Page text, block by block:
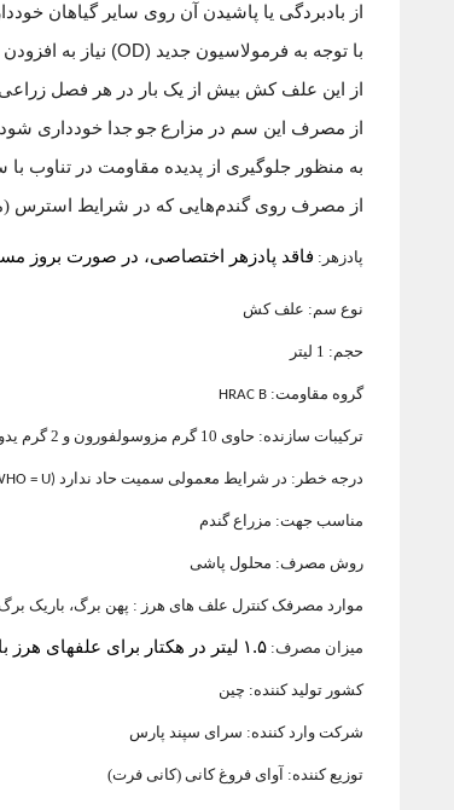
از بادبردگی یا پاشیدن آن روی سایر گیاهان
با توجه به فرمولاسیون جدید (OD) نیاز به
از این علف کش بیش از یک بار در هر فصل زراعی
از مصرف این سم در مزارع جو جدا خودداری شود
به منظور جلوگیری از پدیده مقاومت در
از مصرف روی گندم‌هایی که در شرایط استرس
پادزهر: فاقد پادزهر اختصاصی، در صورت بروز
نوع سم: علف کش
حجم: 1 لیتر
گروه مقاومت: HRAC B
ترکیبات سازنده: حاوی 10 گرم مزوسولفورون و 2 گرم یدوسولفورون (همراه با 30 گرم ایمن کننده مفن پایر دی اتیل)
درجه خطر: در شرایط معمولی سمیت حاد ندارد (WHO = U) LD50 > 5000 MG/KG
مناسب جهت: مزراع گندم
روش مصرف: محلول پاشی
موارد مصرفک کنترل علف های هرز : پهن برگ، باریک برگ
میزان مصرف: ۱.۵ لیتر در هکتار برای علفهای هرز
کشور تولید کننده: چین
شرکت وارد کننده: سرای سپند پارس
توزیع کننده: آوای فروغ کانی (کانی فرت)